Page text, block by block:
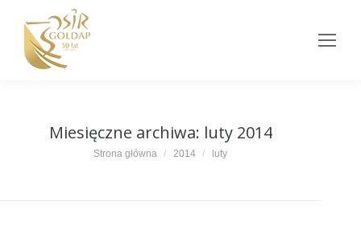
Miesięczne archiwa: luty 2014
Jesteś tutaj:
Strona główna 2014 luty